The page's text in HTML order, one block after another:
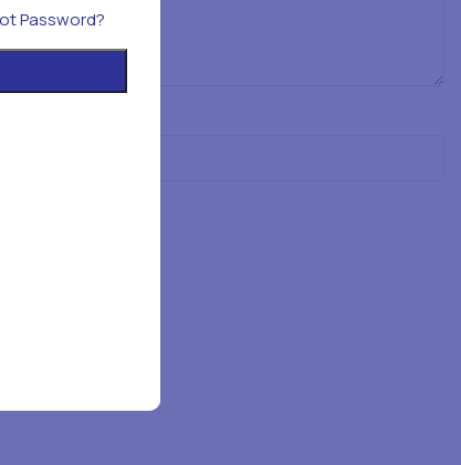
Password?